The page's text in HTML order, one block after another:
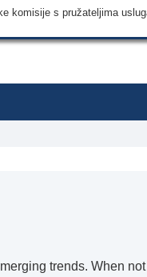
komisije s pružateljima
trends. When